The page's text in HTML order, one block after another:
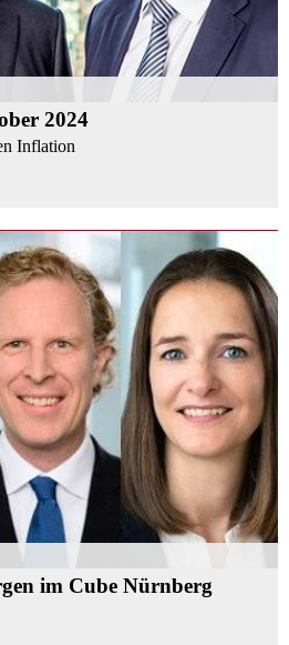
2024
Inflation
im Cube Nürnberg